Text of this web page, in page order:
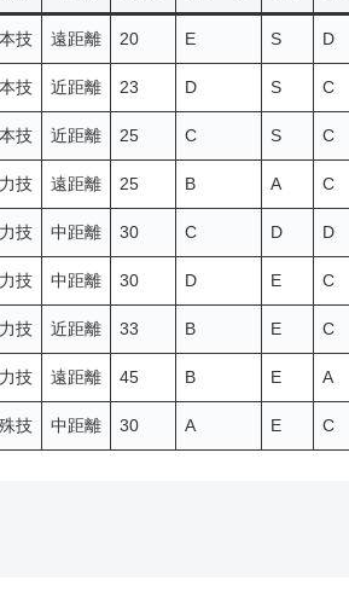
技 遠距離 20 E S D
技 近距離 23 D S C
技 近距離 25 C S C
技 遠距離 25 B A C
技 中距離 30 C D D
技 中距離 30 D E C
技 近距離 33 B E C
技 遠距離 45 B E A
技 中距離 30 A E C